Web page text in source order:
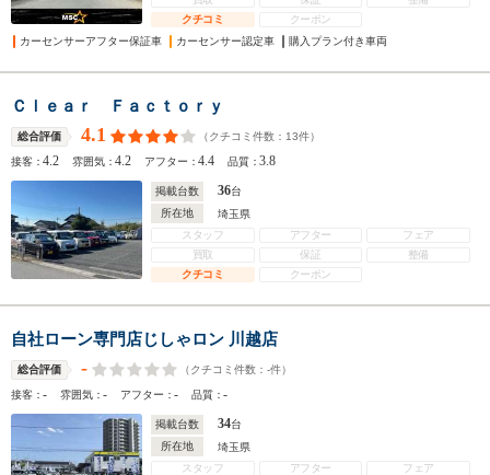
クチコミ
クーポン
カーセンサーアフター保証車
カーセンサー認定車 購入プラン付き車両
Ｃｌｅａｒ Ｆａｃｔｏｒｙ
総合評価 4.1 （クチコミ件数： 13件）
接客：4.2 雰囲気：4.2 アフター：4.4 品質：3.8
掲載台数 36台
所在地
埼玉県
スタッフ
アフター
フェア
買取
保証
整備
クチコミ
クーポン
自社ローン専門店じしゃロン 川越店
総合評価 - （クチコミ件数： -件）
接客：- 雰囲気：- アフター：- 品質：-
掲載台数 34台
所在地
埼玉県
スタッフ
アフター
フェア